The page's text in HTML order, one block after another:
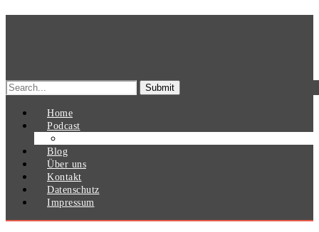
Search
for:
Home
Podcast
Blog
Über uns
Kontakt
Datenschutz
Impressum